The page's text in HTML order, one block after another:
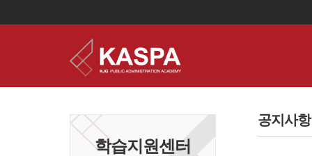
학습지원센터
공지사항